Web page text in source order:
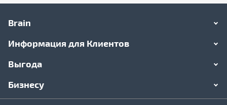
Brain
Информация для Клиентов
Выгода
Бизнесу